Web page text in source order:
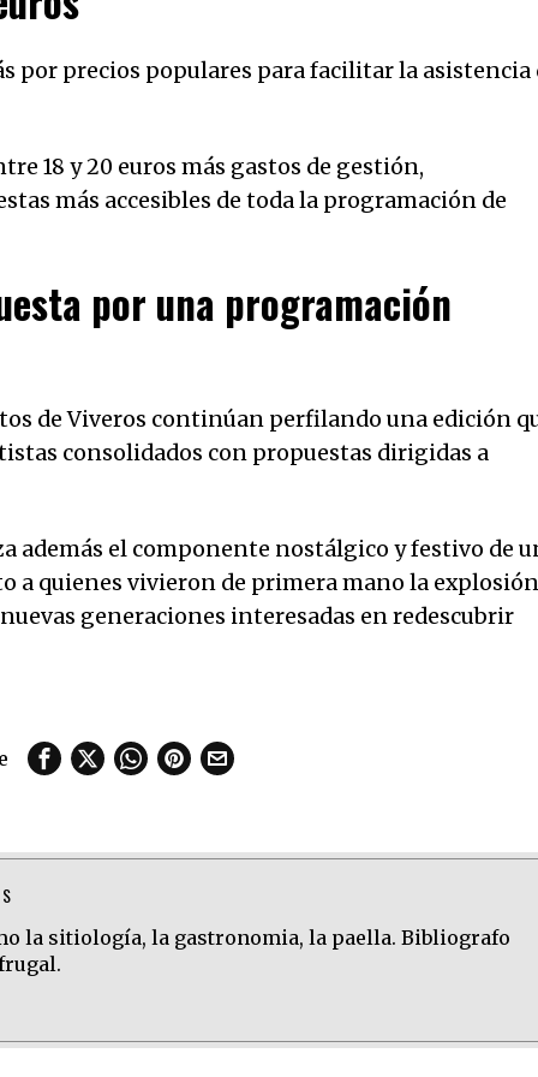
por precios populares para facilitar la asistencia
18 y 20 euros más gastos de gestión,
más accesibles de toda la programación de
por una programación
de Viveros continúan perfilando una edición
consolidados con propuestas dirigidas a
además el componente nostálgico y festivo de
a quienes vivieron de primera mano la explosión
generaciones interesadas en redescubrir
la sitiología, la gastronomia, la paella. Bibliografo